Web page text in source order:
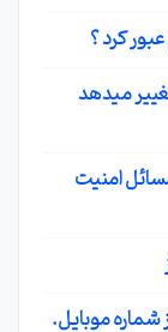
میدهد
امنیت
شماره موبایل.